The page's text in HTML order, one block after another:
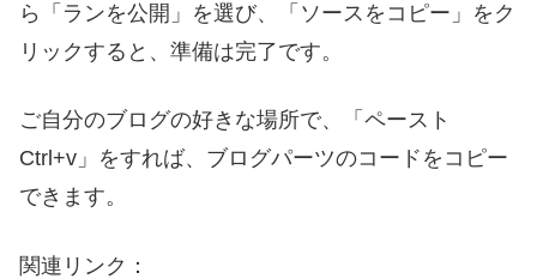
ら「ランを公開」を選び、「ソースをコピー」をク
リックすると、準備は完了です。
ご自分のブログの好きな場所で、「ペースト
Ctrl+v」をすれば、ブログパーツのコードをコピー
できます。
関連リンク：